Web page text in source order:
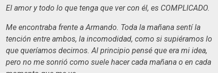
El amor y todo lo que tenga que ver con él, es COMPLICADO.
Me encontraba frente a Armando. Toda la mañana sentí la
tención entre ambos, la incomodidad, como si supiéramos lo
que queríamos decirnos. Al principio pensé que era mi idea,
pero no me sonrió como suele hacer cada mañana o en cada